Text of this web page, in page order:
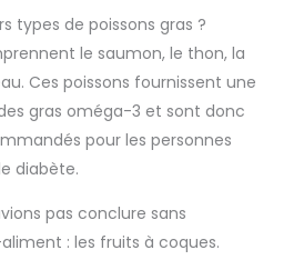
types de poissons gras ?
le saumon, le thon, la
Ces poissons fournissent une
gras oméga-3 et sont donc
pour les personnes
diabète.
pas conclure sans
: les fruits à coques.